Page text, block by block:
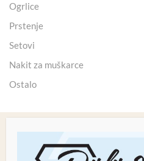
Ogrlice
Prstenje
Setovi
Nakit za muškarce
Ostalo
Copyright 2025 ©